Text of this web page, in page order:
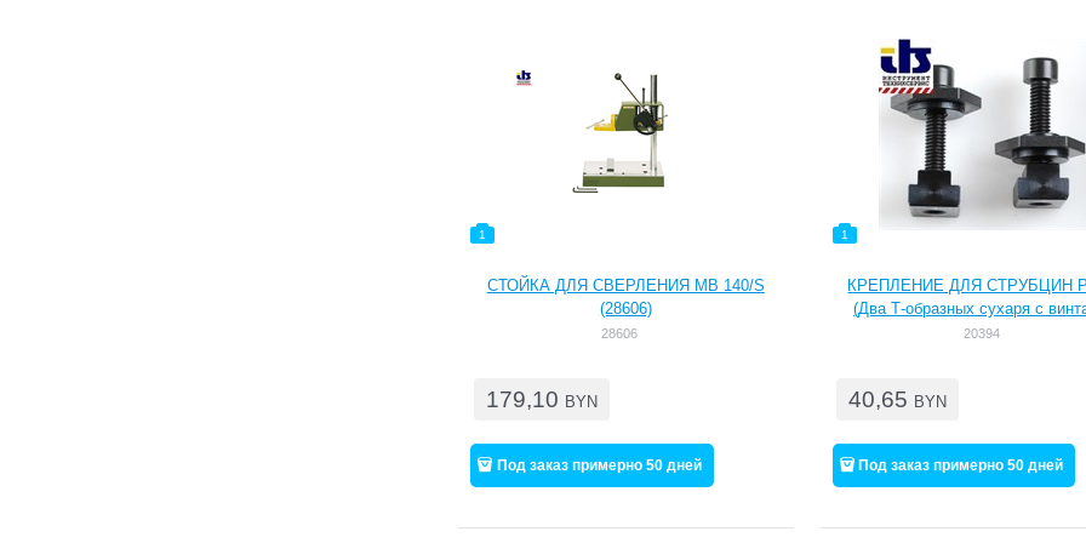
1
СТОЙКА ДЛЯ СВЕРЛЕНИЯ МВ 140/S
(28606)
28606
179,10 BYN
Под заказ примерно 50 дней
1
КРЕПЛЕНИЕ ДЛЯ СТРУБЦИН
(Два Т-образных сухаря с
шайбами. Для фиксации на BFB
20394
40,65 BYN
Под заказ примерно 50 дней